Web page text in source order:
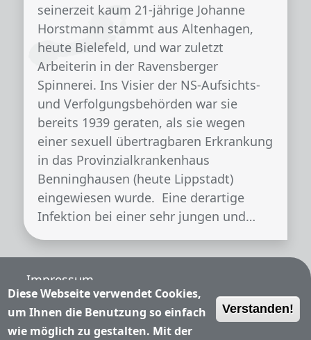
seinerzeit kaum 21-jährige Johanne
Horstmann stammt aus Altenhagen,
heute Bielefeld, und war zuletzt
Arbeiterin in der Ravensberger
Spinnerei. Ins Visier der NS-Aufsichts-
und Verfolgungsbehörden war sie
bereits 1939 geraten, als sie wegen
einer sexuell übertragbaren Erkrankung
in das Provinzialkrankenhaus
Benninghausen (heute Lippstadt)
eingewiesen wurde. Eine derartige
Infektion bei einer sehr jungen und…
Fußzeile
Impressum
Nutzungsbedingungen
Diese Webseite verwendet Cookies,
um Ihnen die Benutzung so einfach
wie möglich zu gestalten. Mit der
Verstanden!